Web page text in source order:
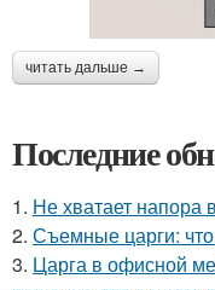
читать дальше →
Последние
1. Не хватает напора
2. Съемные царги:
3. Царга в офисной